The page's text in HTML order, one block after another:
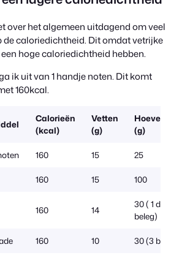
over het algemeen uitdagend om veel
de caloriedichtheid. Dit omdat vetrijke
hoge caloriedichtheid hebben.
ik uit van 1 handje noten. Dit komt
160kcal.
Calorieën
(kcal)
Vetten
(g)
Hoeveelheid
(g)
160 15 25
160 15 100
160 14
30 ( 1 dik
beleg)
160 10 30 (3 blokjes)